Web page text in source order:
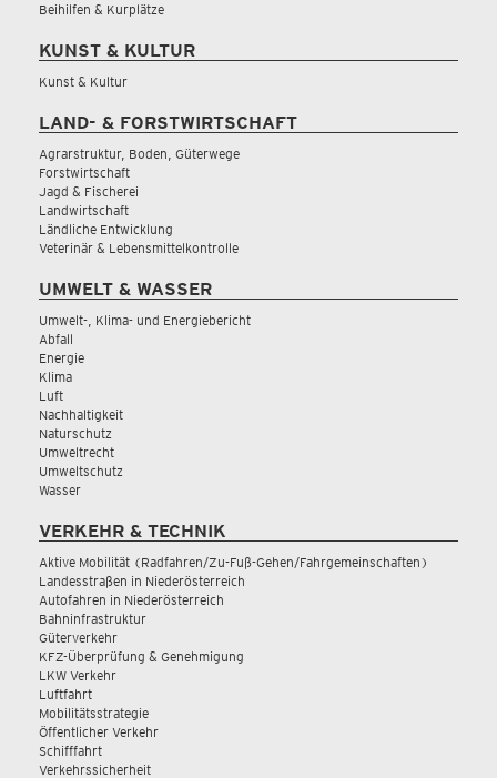
Beihilfen & Kurplätze
KUNST & KULTUR
Kunst & Kultur
LAND- & FORSTWIRTSCHAFT
Agrarstruktur, Boden, Güterwege
Forstwirtschaft
Jagd & Fischerei
Landwirtschaft
Ländliche Entwicklung
Veterinär & Lebensmittelkontrolle
UMWELT & WASSER
Umwelt-, Klima- und Energiebericht
Abfall
Energie
Klima
Luft
Nachhaltigkeit
Naturschutz
Umweltrecht
Umweltschutz
Wasser
VERKEHR & TECHNIK
Aktive Mobilität (Radfahren/Zu-Fuß-Gehen/Fahrgemeinschaften)
Landesstraßen in Niederösterreich
Autofahren in Niederösterreich
Bahninfrastruktur
Güterverkehr
KFZ-Überprüfung & Genehmigung
LKW Verkehr
Luftfahrt
Mobilitätsstrategie
Öffentlicher Verkehr
Schifffahrt
Verkehrssicherheit